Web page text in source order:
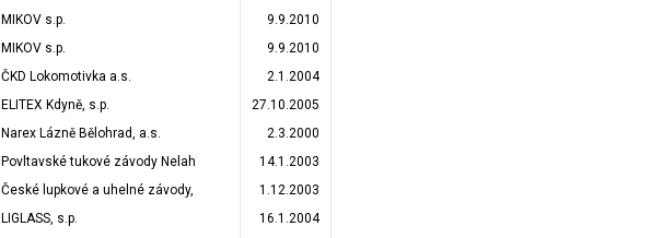
MIKOV s.p.
9.9.2010
MIKOV s.p.
9.9.2010
ČKD Lokomotivka a.s.
2.1.2004
ELITEX Kdyně, s.p.
27.10.2005
Narex Lázně Bělohrad, a.s.
2.3.2000
Povltavské tukové závody Nelah
14.1.2003
České lupkové a uhelné závody,
1.12.2003
LIGLASS, s.p.
16.1.2004